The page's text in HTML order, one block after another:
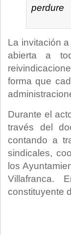
perdure
La invitación
abierta a
forma que
Durante el
través del
contando a
sindicales,
los
Villafranca.
constituyente